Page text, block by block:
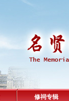
修祠专辑